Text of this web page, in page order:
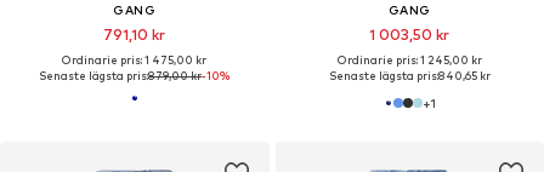
GANG
791,10 kr
Ordinarie pris: 1 475,00 kr
Senaste lägsta pris:879,00 kr-10%
GANG
1 003,50 kr
Ordinarie pris: 1 245,00 kr
Senaste lägsta pris:840,65 kr
+1